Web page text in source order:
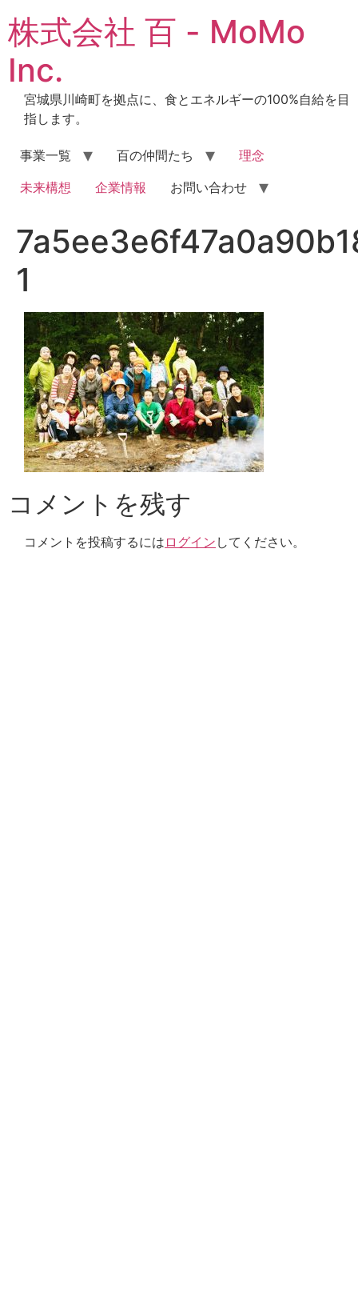
ン
テ
ツ
株式会社 百 - MoMo
Inc.
宮城県川崎町を拠点に、食とエネルギーの100%自給を目
指します。
事業一覧 百の仲間たち
理念
未来構想
企業情報 お問い合わせ
1
コメントを残す
コメントを投稿するには ログイン してください。